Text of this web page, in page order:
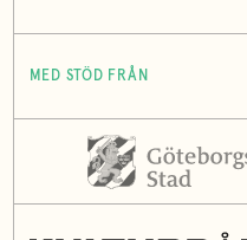
MED STÖD FRÅN